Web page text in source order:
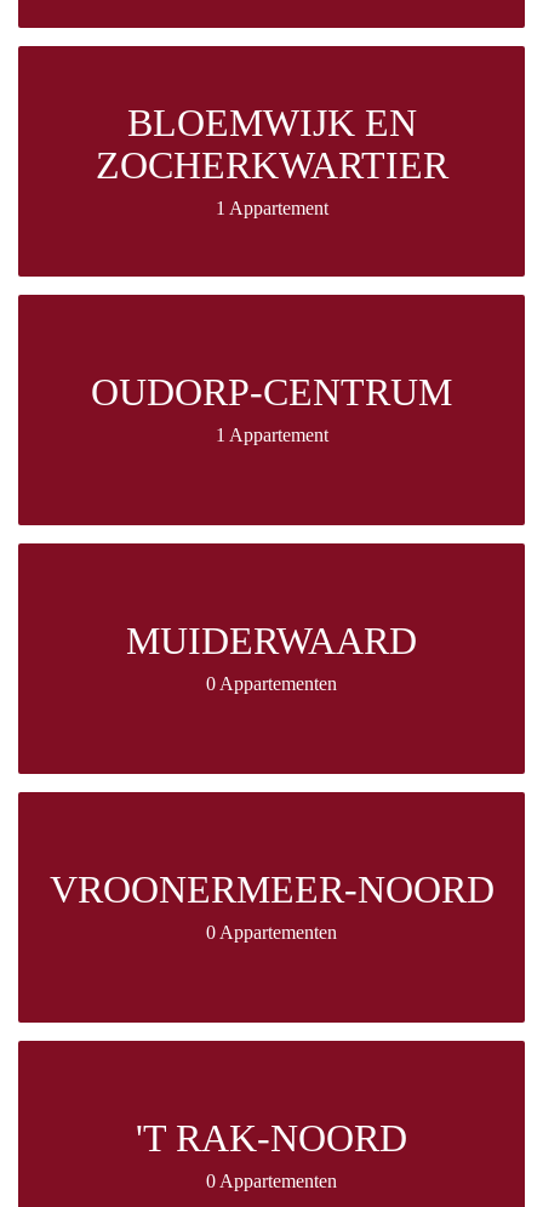
BLOEMWIJK EN
ZOCHERKWARTIER
1 Appartement
OUDORP-CENTRUM
1 Appartement
MUIDERWAARD
0 Appartementen
VROONERMEER-NOORD
0 Appartementen
'T RAK-NOORD
0 Appartementen